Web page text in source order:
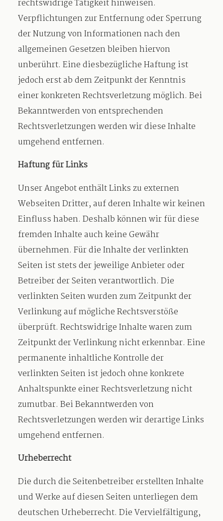
rechtswidrige Tätigkeit hinweisen.
Verpflichtungen zur Entfernung oder Sperrung
der Nutzung von Informationen nach den
allgemeinen Gesetzen bleiben hiervon
unberührt. Eine diesbezügliche Haftung ist
jedoch erst ab dem Zeitpunkt der Kenntnis
einer konkreten Rechtsverletzung möglich. Bei
Bekanntwerden von entsprechenden
Rechtsverletzungen werden wir diese Inhalte
umgehend entfernen.
Haftung für Links
Unser Angebot enthält Links zu externen
Webseiten Dritter, auf deren Inhalte wir keinen
Einfluss haben. Deshalb können wir für diese
fremden Inhalte auch keine Gewähr
übernehmen. Für die Inhalte der verlinkten
Seiten ist stets der jeweilige Anbieter oder
Betreiber der Seiten verantwortlich. Die
verlinkten Seiten wurden zum Zeitpunkt der
Verlinkung auf mögliche Rechtsverstöße
überprüft. Rechtswidrige Inhalte waren zum
Zeitpunkt der Verlinkung nicht erkennbar. Eine
permanente inhaltliche Kontrolle der
verlinkten Seiten ist jedoch ohne konkrete
Anhaltspunkte einer Rechtsverletzung nicht
zumutbar. Bei Bekanntwerden von
Rechtsverletzungen werden wir derartige Links
umgehend entfernen.
Urheberrecht
Die durch die Seitenbetreiber erstellten Inhalte
und Werke auf diesen Seiten unterliegen dem
deutschen Urheberrecht. Die Vervielfältigung,